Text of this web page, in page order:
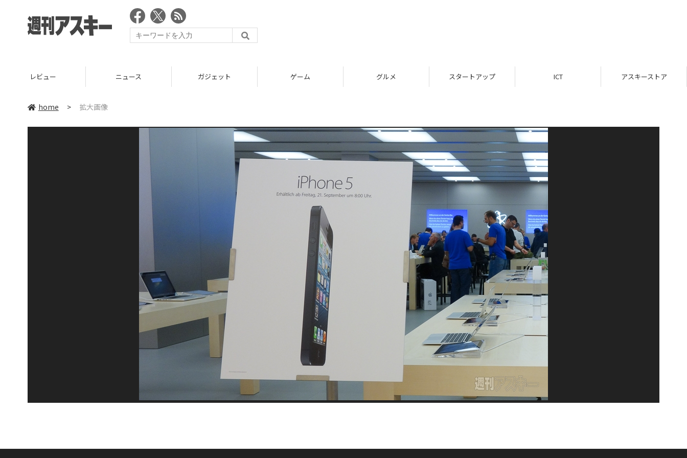
レビュー ニュース ガジェット ゲーム グルメ スタートアップ ICT アスキーストア
home > 拡大画像